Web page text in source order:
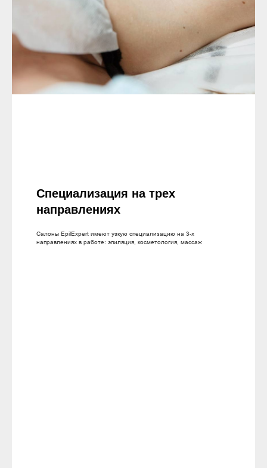
Специализация на трех
направлениях
Салоны EpilExpert имеют узкую специализацию на 3-х
направлениях в работе: эпиляция, косметология, массаж